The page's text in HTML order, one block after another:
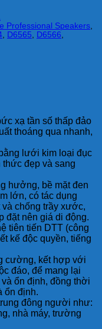
Professional Speakers,
, D6565, D6566,
xạ tần số thấp đảo
thoáng qua nhanh,
lưới kim loại đục
thức đẹp và sang
hưởng, bề mặt đen
lớn, có tác dụng
chống trầy xước,
đặt nên giá di động.
tiên tiến DTT (công
kế độc quyền, tiếng
cường, kết hợp với
đáo, để mang lại
ổn định, đồng thời
ổn định.
đông người như:
nhà máy, trường